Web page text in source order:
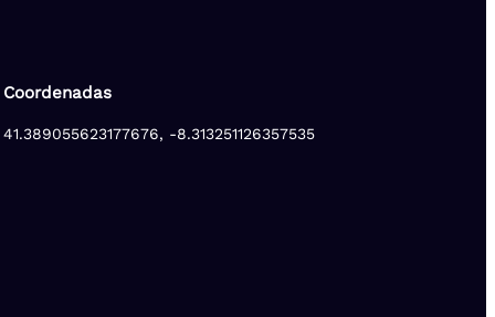
Coordenadas
41.389055623177676, -8.313251126357535